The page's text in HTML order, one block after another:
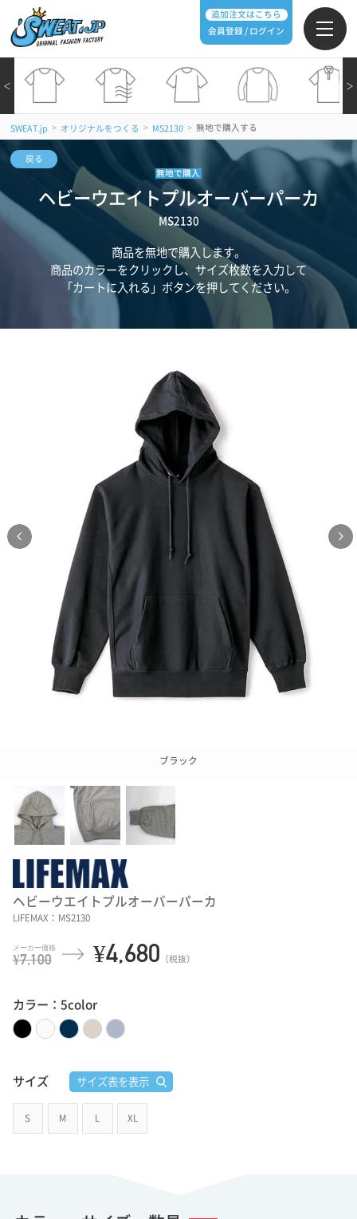
追加注文はこちら
会員登録 / ログイン
＞
＜
SWEAT.jp > オリジナルをつくる > MS2130 > 無地で購入する
戻る
無地で購入
ヘビーウエイトプルオーバーパーカ
MS2130
商品を無地で購入します。
商品のカラーをクリックし、サイズ枚数を入力して
「カートに入れる」ボタンを押してください。
ブラック
ヘビーウエイトプルオーバーパーカ
LIFEMAX：MS2130
¥7,100 ¥4,680 （税抜）
カラー：5color
サイズ サイズ表を表示
S M L XL